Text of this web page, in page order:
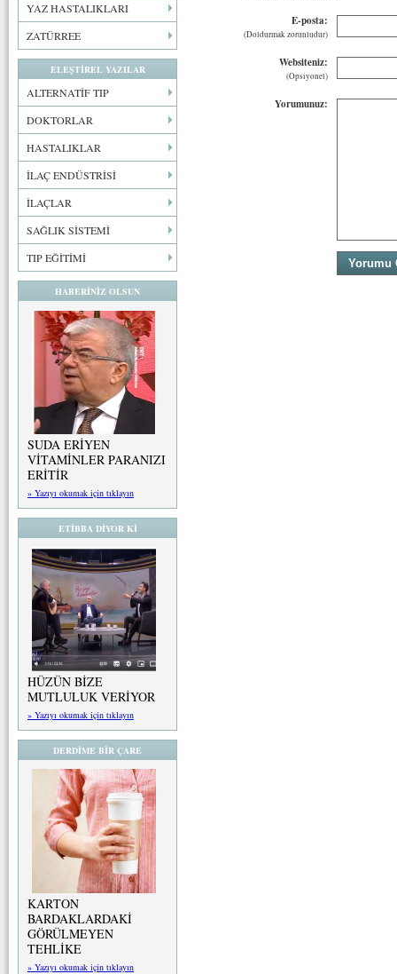
YAZ HASTALIKLARI
ZATÜRREE
ELEŞTİREL YAZILAR
ALTERNATİF TIP
DOKTORLAR
HASTALIKLAR
İLAÇ ENDÜSTRİSİ
İLAÇLAR
SAĞLIK SİSTEMİ
TIP EĞİTİMİ
HABERİNİZ OLSUN
SUDA ERİYEN
VİTAMİNLER PARANIZI
ERİTİR
» Yazıyı okumak için tıklayın
ETİBBA DİYOR Kİ
HÜZÜN BİZE
MUTLULUK VERİYOR
» Yazıyı okumak için tıklayın
DERDİME BİR ÇARE
KARTON
BARDAKLARDAKİ
GÖRÜLMEYEN
TEHLİKE
» Yazıyı okumak için tıklayın
E-posta:
(Doldurmak zorunludur)
Websiteniz:
(Opsiyonel)
Yorumunuz: